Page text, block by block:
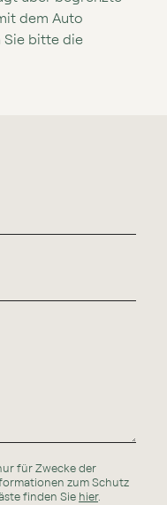
dem Auto
Sie bitte die
für Zwecke der
zum Schutz
finden Sie hier.